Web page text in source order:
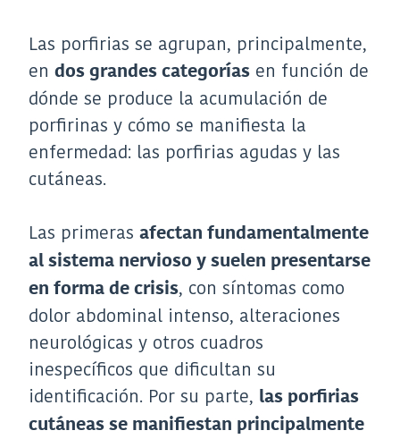
Las porfirias se agrupan, principalmente,
en dos grandes categorías en función de
dónde se produce la acumulación de
porfirinas y cómo se manifiesta la
enfermedad: las porfirias agudas y las
cutáneas.
Las primeras afectan fundamentalmente
al sistema nervioso y suelen presentarse
en forma de crisis, con síntomas como
dolor abdominal intenso, alteraciones
neurológicas y otros cuadros
inespecíficos que dificultan su
identificación. Por su parte, las porfirias
cutáneas se manifiestan principalmente